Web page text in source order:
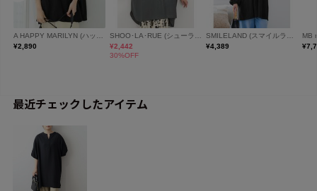
最近チェックしたアイテム